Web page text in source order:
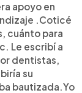
apoyo en
.Coticé
cuánto para
Le escribí a
dentistas,
su
bautizada.Yo